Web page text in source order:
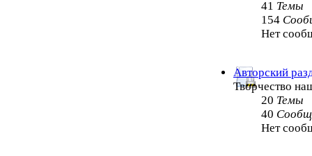
41 Темы
154
Нет
Авторский
Творчество
20 Темы
40
Нет